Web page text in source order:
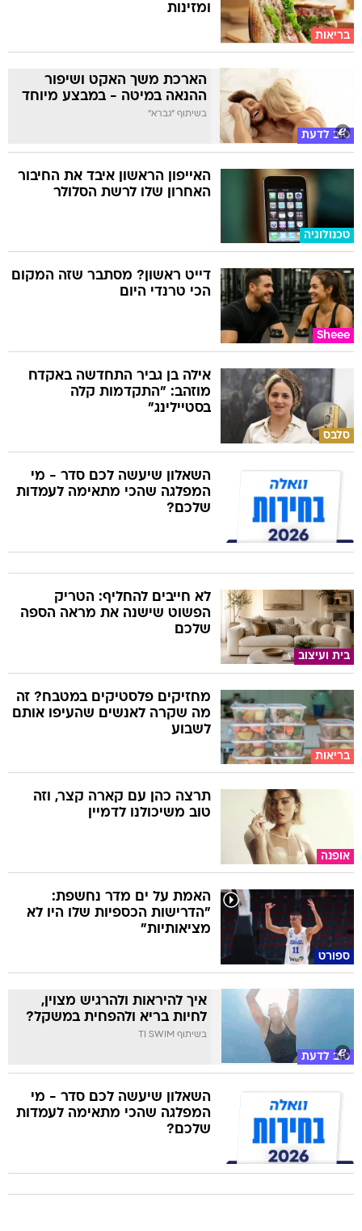
בריאות
ומזינות
טוב לדעת
הארכת משך האקט ושיפור
ההנאה במיטה - במבצע מיוחד
בשיתוף "גברא"
טכנולוגיה
האייפון הראשון איבד את החיבור
האחרון שלו לרשת הסלולר
Sheee
דייט ראשון? מסתבר שזה המקום
הכי טרנדי היום
סלבס
אילה בן גביר התחדשה באקדח
מוזהב: "התקדמות קלה
בסטיילינג"
השאלון שיעשה לכם סדר - מי
המפלגה שהכי מתאימה לעמדות
שלכם?
בית ועיצוב
לא חייבים להחליף: הטריק
הפשוט שישנה את מראה הספה
שלכם
בריאות
מחזיקים פלסטיקים במטבח? זה
מה שקרה לאנשים שהעיפו אותם
לשבוע
אופנה
תרצה כהן עם קארה קצר, וזה
טוב משיכולנו לדמיין
ספורט
האמת על ים מדר נחשפת:
"הדרישות הכספיות שלו היו לא
מציאותיות"
טוב לדעת
איך להיראות ולהרגיש מצוין,
לחיות בריא ולהפחית במשקל?
בשיתוף TI SWIM
השאלון שיעשה לכם סדר - מי
המפלגה שהכי מתאימה לעמדות
שלכם?